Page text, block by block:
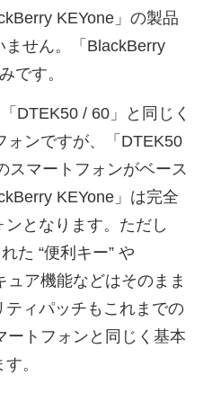
KEYone」の製品
せん。「BlackBerry
です。
DTEK50 / 60」と同じく
ォンですが、「DTEK50
スマートフォンがベース
KEYone」は完全
となります。ただし
た “便利キー” や
ア機能などはそのまま
ィパッチもこれまでの
ートフォンと同じく基本
。